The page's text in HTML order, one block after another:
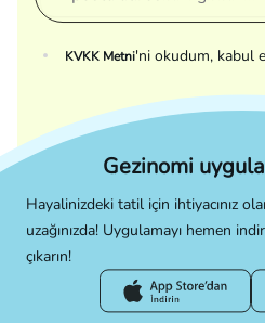
KVKK Metni'ni okudum, kabul
Gezinomi
Hayalinizdeki tatil için ihtiyacınız
uzağınızda! Uygulamayı hemen
çıkarın!